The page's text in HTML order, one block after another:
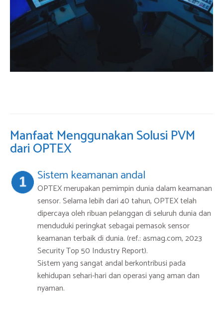
Manfaat Menggunakan Solusi PVM
dari OPTEX
Sistem keamanan andal
OPTEX merupakan pemimpin dunia dalam keamanan
sensor. Selama lebih dari 40 tahun, OPTEX telah
dipercaya oleh ribuan pelanggan di seluruh dunia dan
menduduki peringkat sebagai pemasok sensor
keamanan terbaik di dunia. (ref.: asmag.com, 2023
Security Top 50 Industry Report).
Sistem yang sangat andal berkontribusi pada
kehidupan sehari-hari dan operasi yang aman dan
nyaman.